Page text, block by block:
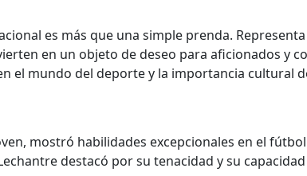
es más que una simple prenda.
en un objeto de deseo para aficionados y
el mundo del deporte y la importancia cultural
mostró habilidades excepcionales en el
destacó por su tenacidad y su